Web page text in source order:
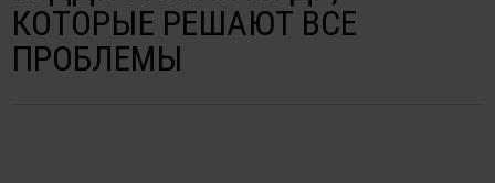
КОТОРЫЕ РЕШАЮТ ВСЕ
ПРОБЛЕМЫ